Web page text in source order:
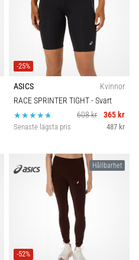
-25%
ASICS
Kvinnor
RACE SPRINTER TIGHT- Svart
608 kr
365 kr
Senaste lägsta pris 487 kr
Hållbarhet
-52%